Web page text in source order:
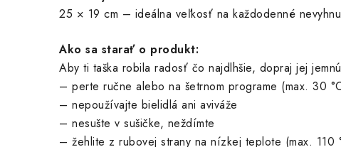
25 × 19 cm – ideálna veľkosť na každodenné
Ako sa starať o produkt:
Aby ti taška robila radosť čo najdlhšie, dopraj jej
– perte ručne alebo na šetrnom programe (max. 30
– nepoužívajte bielidlá ani aviváže
– nesušte v sušičke, neždímte
– žehlite z rubovej strany na nízkej teplote (max. 110